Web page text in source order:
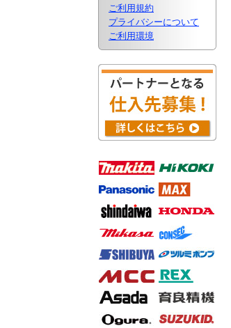
ご利用規約
プライバシーについて
ご利用環境